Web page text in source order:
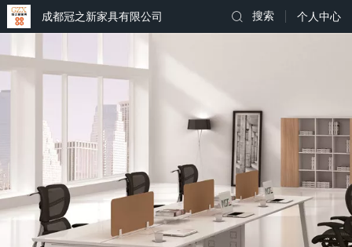
成都冠之新家具有限公司 个人中心
搜索